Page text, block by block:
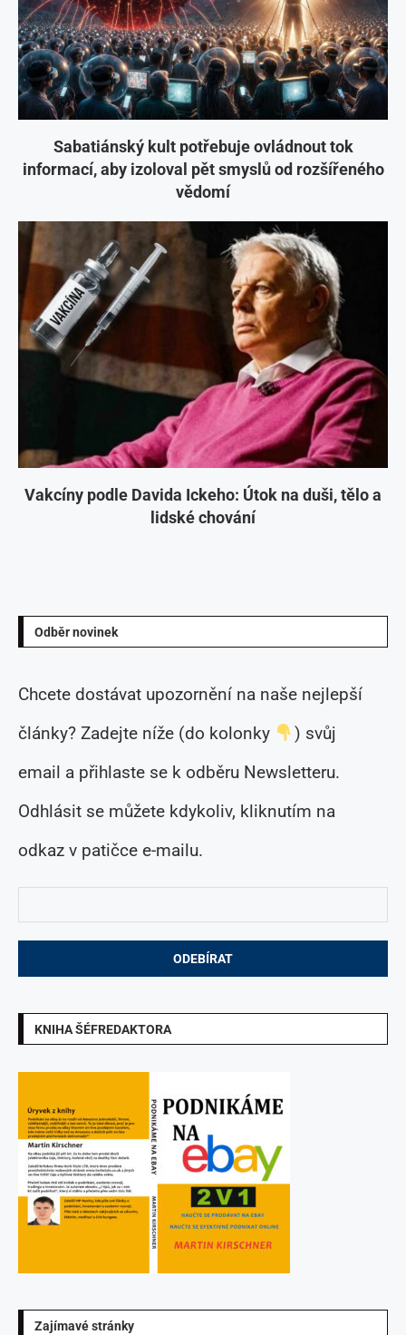
Sabatiánský kult potřebuje ovládnout tok
informací, aby izoloval pět smyslů od rozšířeného
vědomí
Vakcíny podle Davida Ickeho: Útok na duši, tělo a
lidské chování
Odběr novinek
Chcete dostávat upozornění na naše nejlepší
články? Zadejte níže (do kolonky
) svůj
email a přihlaste se k odběru Newsletteru.
Odhlásit se můžete kdykoliv, kliknutím na
odkaz v patičce e-mailu.
KNIHA ŠÉFREDAKTORA
Zajímavé stránky